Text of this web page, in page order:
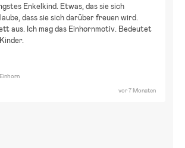
Enkelkind. Etwas, das sie sich
dass sie sich darüber freuen wird.
aus. Ich mag das Einhornmotiv. Bedeutet
vor 7 Monaten